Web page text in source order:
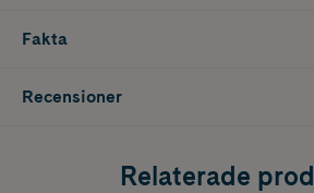
Fakta
Recensioner
Relaterade